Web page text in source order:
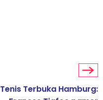
Tenis Terbuka Hamburg: